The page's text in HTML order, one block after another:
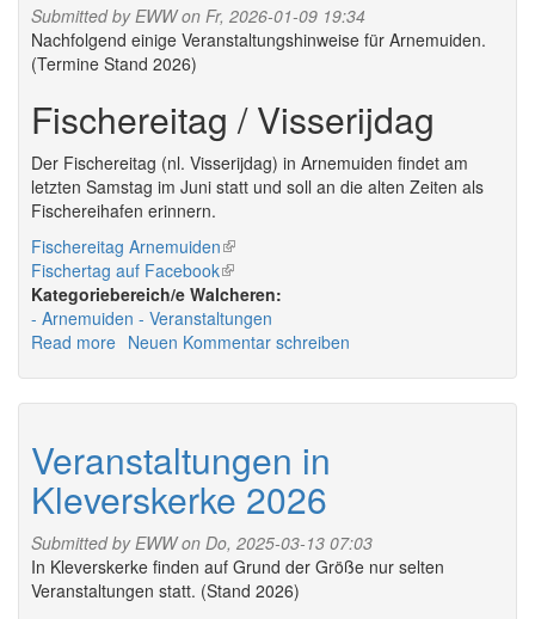
Submitted byEWWon Fr, 2026-01-09 19:34
Nachfolgend einige Veranstaltungshinweise für Arnemuiden.
(Termine Stand 2026)
Fischereitag / Visserijdag
Der Fischereitag (nl. Visserijdag) in Arnemuiden findet am
letzten Samstag im Juni statt und soll an die alten Zeiten als
Fischereihafen erinnern.
Fischereitag Arnemuiden(link
is
external)
Fischertag auf Facebook(link
is
external)
Walcheren:
Arnemuiden
Veranstaltungen
Read more about
Neuen Kommentar schreiben
Veranstaltungen in
Kleverskerke 2026
Submitted byEWWon Do, 2025-03-13 07:03
In Kleverskerke finden auf Grund der Größe nur selten
Veranstaltungen statt. (Stand 2026)